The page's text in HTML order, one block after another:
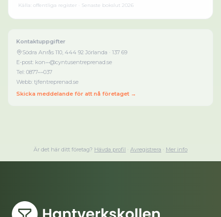
Källa: offentliga register · Senaste bokslut 2026
Kontaktuppgifter
Södra Anrås 110, 444 92 Jörlanda · 137 69
E-post: kon•••@cyntusentreprenad.se
Tel: 0877••••037
Webb: tjfentreprenad.se
Skicka meddelande för att nå företaget →
Är det här ditt företag? Hävda profil · Avregistrera · Mer info